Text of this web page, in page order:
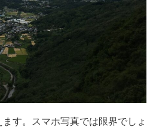
す。スマホ写真では限界でしょ